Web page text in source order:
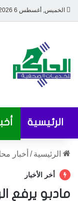
الخميس, أغسطس 6 2026
الرئيسية
الرئيسية / أخبار
أخر الأخبار
مادبو يرفع